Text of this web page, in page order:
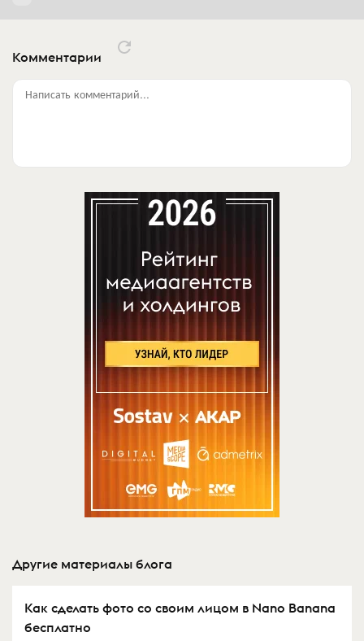
Комментарии
Написать комментарий...
Другие материалы блога
Как сделать фото со своим лицом в Nano Banana
бесплатно